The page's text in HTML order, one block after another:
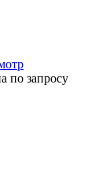
по запросу